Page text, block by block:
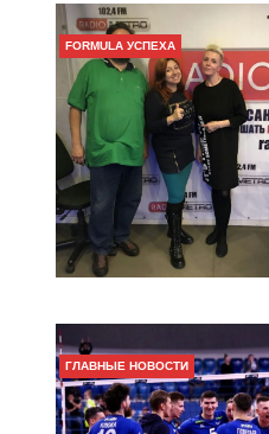
FORMULA УСПЕХА
ГЛАВНЫЕ НОВОСТИ